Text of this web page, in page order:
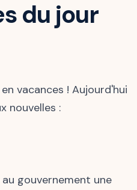
du jour
vacances ! Aujourd'hui
nouvelles :
gouvernement une